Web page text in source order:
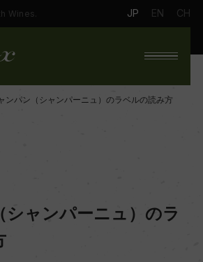
Wines. JP EN CH
ンパン（シャンパーニュ）のラベルの読み方
シャンパーニュ）のラ